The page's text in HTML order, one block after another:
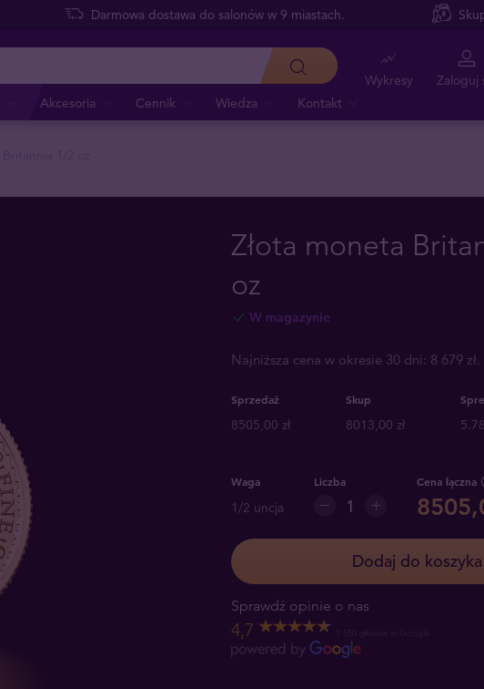
Darmowa dostawa do salonów w 9 miastach.
Akcesoria Cennik Wiedza Kontakt
Wykresy Zaloguj
Złota moneta
oz
W magazynie
Najniższa cena w okresie 30 dni: 8 679 zł.
Sprzedaż Skup
8505,00 zł 8013,00 zł
Waga
1/2 uncja
Liczba Cena łączna
Dodaj do koszyka
Sprawdź opinie o nas
4,7